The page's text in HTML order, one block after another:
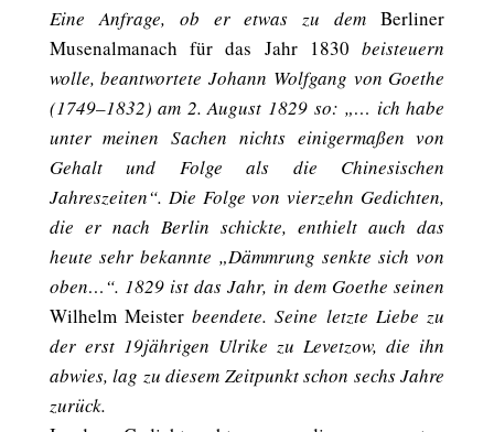
Eine Anfrage, ob er etwas zu demBerliner
Musenalmanach für das Jahr 1830 beisteuern
wolle, beantwortete Johann Wolfgang von Goethe
(1749–1832) am 2. August 1829 so: „… ich habe
unter meinen Sachen nichts einigermaßen von
Gehalt und Folge als die Chinesischen
Jahreszeiten“. Die Folge von vierzehn Gedichten,
die er nach Berlin schickte, enthielt auch das
heute sehr bekannte „Dämmrung senkte sich von
oben…“. 1829 ist das Jahr, in dem Goethe seinen
Wilhelm Meister beendete. Seine letzte Liebe zu
der erst 19jährigen Ulrike zu Levetzow, die ihn
abwies, lag zu diesem Zeitpunkt schon sechs Jahre
zurück.